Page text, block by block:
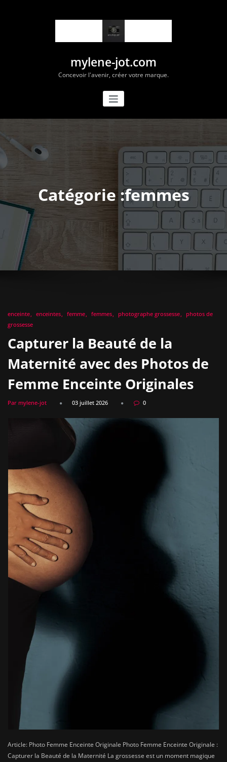
mylene-jot.com
Concevoir l'avenir, créer votre marque.
Catégorie :femmes
enceinte enceintes femme femmes photographe grossesse
photos de
grossesse
Capturer la Beauté de la
Maternité avec des Photos de
Femme Enceinte Originales
Par mylene-jot 03 juillet 2026 0
Article: Photo Femme Enceinte Originale Photo Femme Enceinte Originale :
Capturer la Beauté de la Maternité La grossesse est un moment magique